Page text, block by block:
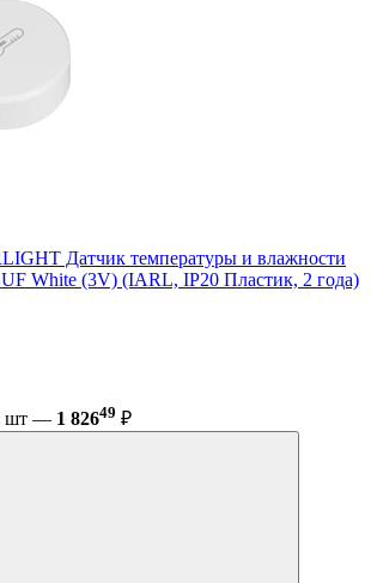
Датчик температуры и влажности
White (3V) (IARL, IP20 Пластик, 2 года)
шт — 1 82649 ₽